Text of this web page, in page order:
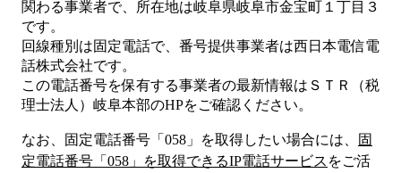
関わる事業者で、所在地は岐阜県岐阜市金宝町１丁目３
です。
回線種別は固定電話で、番号提供事業者は西日本電信電
話株式会社です。
この電話番号を保有する事業者の最新情報は ＳＴＲ（税
理士法人）岐阜本部のHPをご確認ください。
なお、固定電話番号「 058 」を取得したい場合には、
固
定電話番号「 058 」を取得できるIP電話サービス をご活